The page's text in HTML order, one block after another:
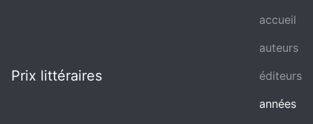
Prix littéraires
accueil
auteurs
éditeurs
années